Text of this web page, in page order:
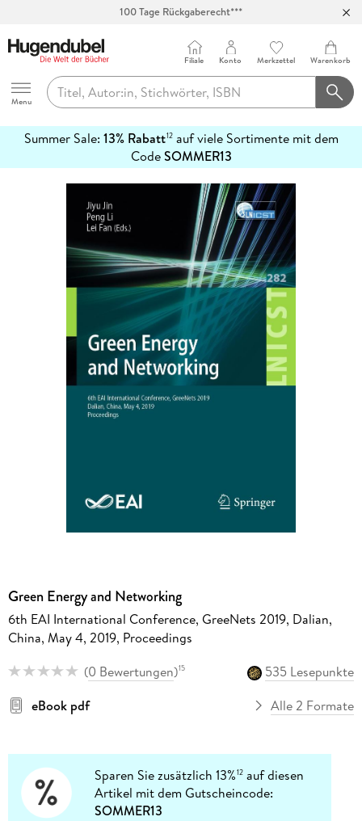
100 Tage Rückgaberecht***
Hugendubel
Menu
Filiale Konto Merkzettel Warenkorb
Summer Sale: 13% Rabatt12auf viele Sortimente mit dem
CodeSOMMER13
erfahren
Green Energy and Networking
6th EAI International Conference, GreeNets 2019, Dalian,
China, May 4, 2019, Proceedings
(0 Bewertungen)15
535 Lesepunkte
eBook pdf
Alle 2 Formate
Sparen Sie zusätzlich 13%12 auf diesen
Artikel mit dem Gutscheincode:
SOMMER13